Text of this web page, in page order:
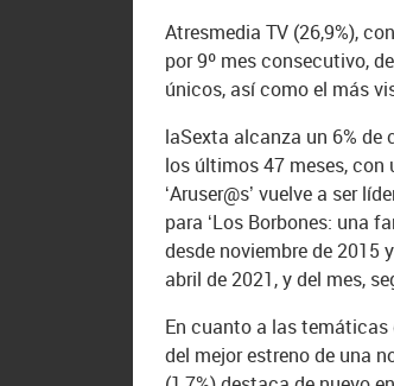
Atresmedia TV (26,9%),
por 9º mes consecutivo,
únicos, así como el más
laSexta alcanza un 6% de
los últimos 47 meses, con
‘Aruser@s’ vuelve a ser
para ‘Los Borbones: una
desde noviembre de 2015
abril de 2021, y del mes,
En cuanto a las temáticas
del mejor estreno de una